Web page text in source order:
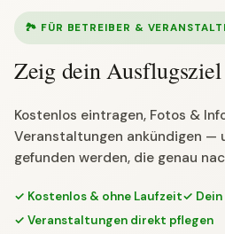
🏞 FÜR BETREIBER &
Zeig dein Ausflugsziel
Kostenlos eintragen, Fotos &
Veranstaltungen ankündigen —
gefunden werden, die genau
✓ Kostenlos & ohne Laufzeit✓ Dein
✓ Veranstaltungen direkt pflegen